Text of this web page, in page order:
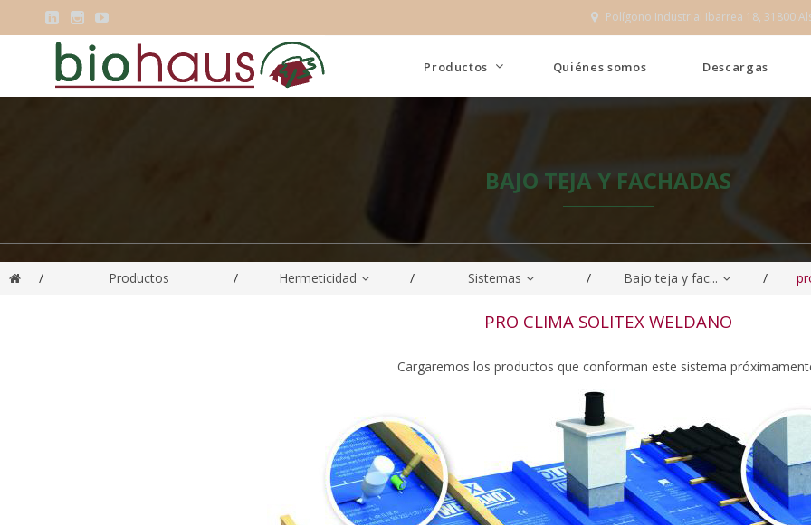
    Polígono Industrial Ibarrea 18, 31800
Productos Quiénes somos Descargas
BAJO TEJA Y FACHADAS
/ Productos / Hermeticidad / Sistemas / Bajo teja y fac... /
PRO CLIMA SOLITEX WELDANO
Cargaremos los productos que conforman este sistema